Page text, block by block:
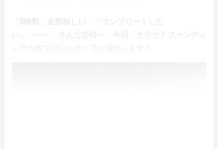
「6種類、全部欲しい」「コンプリートした
い」･･････。そんな皆様へ、今回、クラウドファンディ